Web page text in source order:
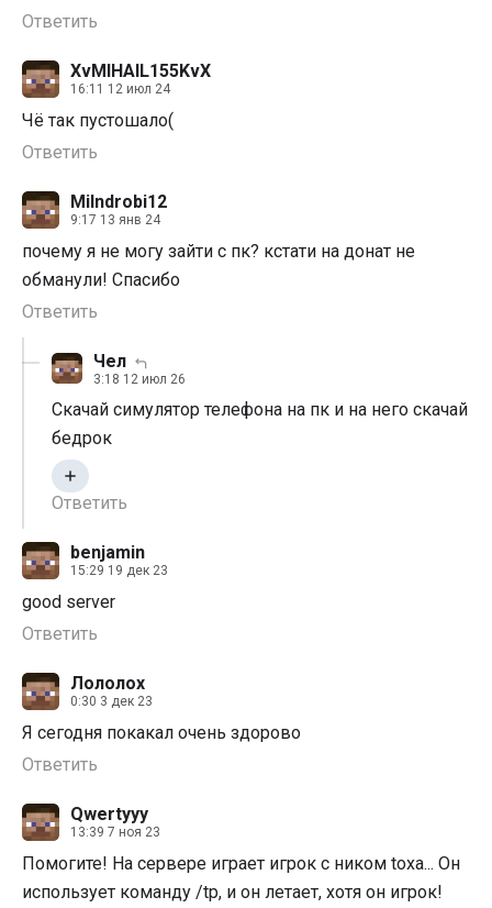
Ответить
XvMIHAIL155KvX
16:11 12 июл 24
Чё так пустошало(
Ответить
Milndrobi12
9:17 13 янв 24
почему я не могу зайти с пк? кстати на донат не
обманули! Спасибо
Ответить
Чел
3:18 12 июл 26
Скачай симулятор телефона на пк и на него скачай
бедрок
Ответить
benjamin
15:29 19 дек 23
good server
Ответить
Лололох
0:30 3 дек 23
Я сегодня покакал очень здорово
Ответить
Qwertyyy
13:39 7 ноя 23
Помогите! На сервере играет игрок с ником toxa... Он
использует команду /tp, и он летает, хотя он игрок!